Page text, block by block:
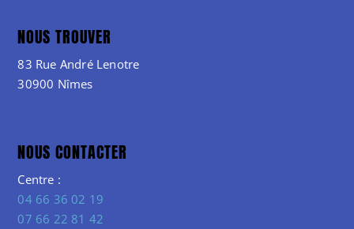
NOUS TROUVER
83 Rue André Lenotre
30900 Nîmes
NOUS CONTACTER
Centre :
04 66 36 02 19
07 66 22 81 42